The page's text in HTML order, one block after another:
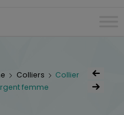
Colliers
Collier
femme